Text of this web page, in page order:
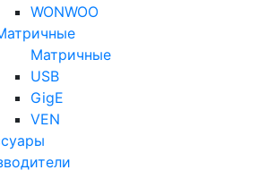
WONWOO
Матричные
USB
GigE
VEN